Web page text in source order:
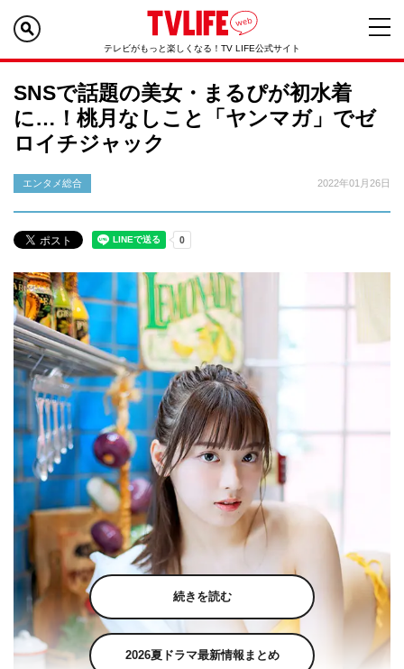
テレビがもっと楽しくなる！TV LIFE公式サイト
SNSで話題の美女・まるぴが初水着
に…！桃月なしこと「ヤンマガ」でゼ
ロイチジャック
エンタメ総合 2022年01月26日
続きを読む
2026夏ドラマ最新情報まとめ